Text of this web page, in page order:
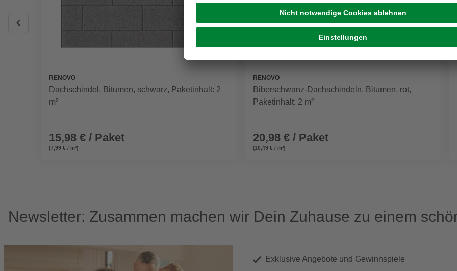
RENOVO
Dachschindel, Bitumen, schwarz, Paketinhalt: 2
m²
15,98 € / Paket
(7,99 € / m²)
RENOVO
Biberschwanz-Dachschindeln, Bitumen, rot,
Paketinhalt: 2 m²
20,98 € / Paket
(10,49 € / m²)
Newsletter: Zusammen machen wir Dein Zuhause zu einem
Exklusive Angebote und Gewinnspiele